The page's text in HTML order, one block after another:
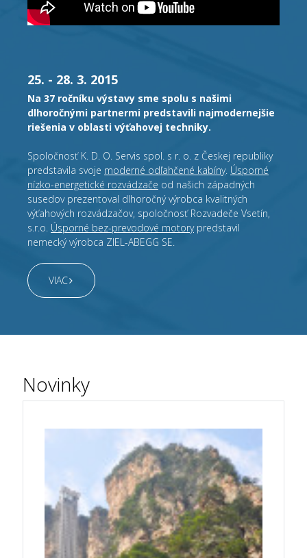
25. - 28. 3. 2015
Na 37 ročníku výstavy sme spolu s našimi
dlhoročnými partnermi predstavili najmodernejšie
riešenia v oblasti výťahovej techniky.
Spoločnosť K. D. O. Servis spol. s r. o. z Českej republiky
predstavila svoje moderné odľahčené kabíny. Úsporné
nízko-energetické rozvádzače od našich západných
susedov prezentoval dlhoročný výrobca kvalitných
výťahových rozvádzačov, spoločnosť Rozvadeče Vsetín,
s.r.o. Úsporné bez-prevodové motorypredstavil
nemecký výrobca ZIEL-ABEGG SE.
VIAC
Novinky